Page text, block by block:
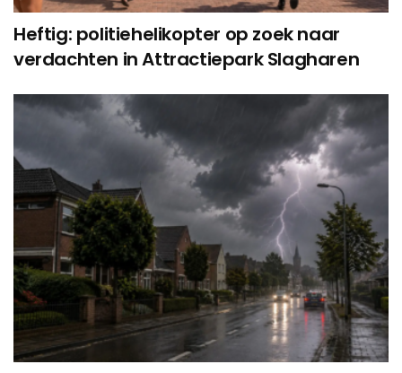
Heftig: politiehelikopter op zoek naar
verdachten in Attractiepark Slagharen